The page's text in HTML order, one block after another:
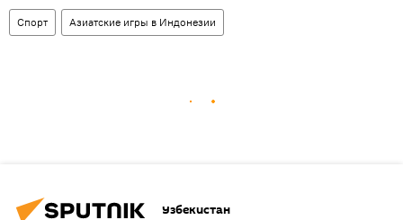
Спорт Азиатские игры в Индонезии
Узбекистан